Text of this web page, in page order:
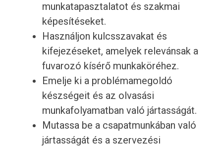
munkatapasztalatot és szakmai
képesítéseket.
Használjon kulcsszavakat és
kifejezéseket, amelyek relevánsak a
fuvarozó kísérő munkaköréhez.
Emelje ki a problémamegoldó
készségeit és az olvasási
munkafolyamatban való jártasságát.
Mutassa be a csapatmunkában való
jártasságát és a szervezési